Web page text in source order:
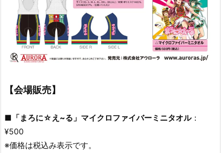
【会場販売】
■「まろに☆え~る」マイクロファイバーミニタオル：
¥500
※価格は税込み表示です。